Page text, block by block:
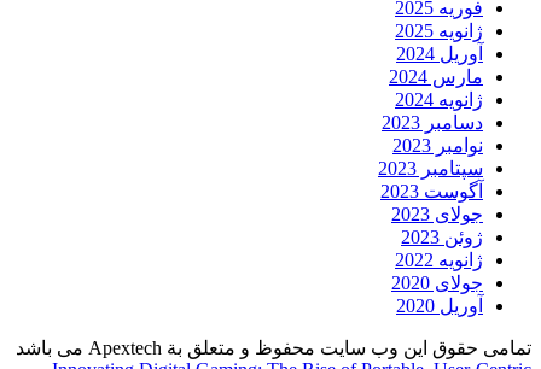
فوریه 2025
ژانویه 2025
آوریل 2024
مارس 2024
ژانویه 2024
دسامبر 2023
نوامبر 2023
سپتامبر 2023
آگوست 2023
جولای 2023
ژوئن 2023
ژانویه 2022
جولای 2020
آوریل 2020
تمامی حقوق این وب سایت محفوظ و متعلق بة Apextech می باشد